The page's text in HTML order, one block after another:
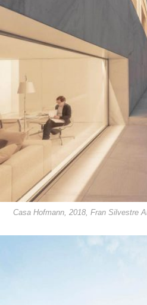
Casa Hofmann, 2018, Fran Silvestre